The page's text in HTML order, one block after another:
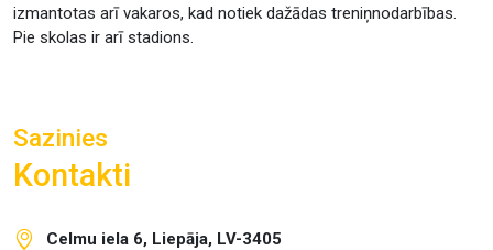
izmantotas arī vakaros, kad notiek dažādas treniņnodarbības.
Pie skolas ir arī stadions.
Sazinies
Kontakti
Celmu iela 6, Liepāja, LV-3405